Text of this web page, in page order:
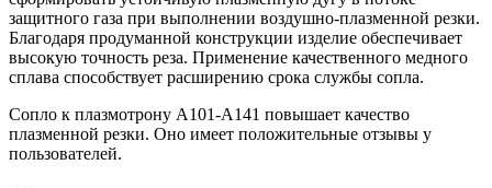
защитного газа при выполнении воздушно-плазменной резки.
Благодаря продуманной конструкции изделие обеспечивает
высокую точность реза. Применение качественного медного
сплава способствует расширению срока службы сопла.
Сопло к плазмотрону A101-A141 повышает качество
плазменной резки. Оно имеет положительные отзывы у
пользователей.